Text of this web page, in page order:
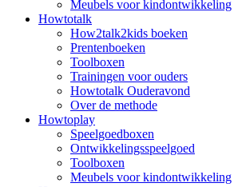
Meubels voor kindontwikkeling
Howtotalk
How2talk2kids boeken
Prentenboeken
Toolboxen
Trainingen voor ouders
Howtotalk Ouderavond
Over de methode
Howtoplay
Speelgoedboxen
Ontwikkelingsspeelgoed
Toolboxen
Meubels voor kindontwikkeling